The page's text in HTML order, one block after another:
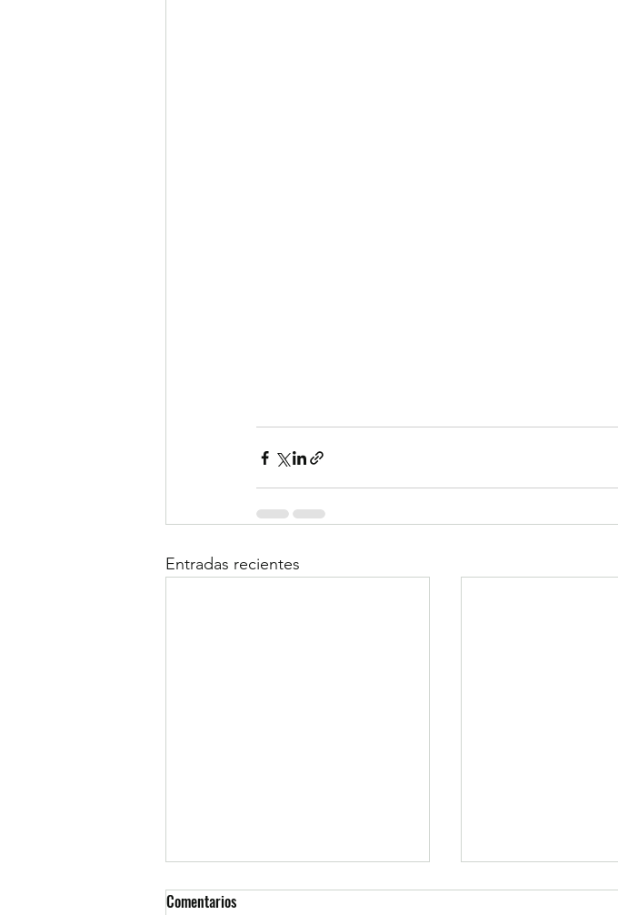
Entradas recientes
Comentarios